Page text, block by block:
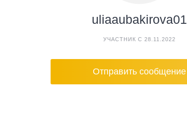
uliaaubakirova01
УЧАСТНИК С 28.11.2022
Отправить сообщение